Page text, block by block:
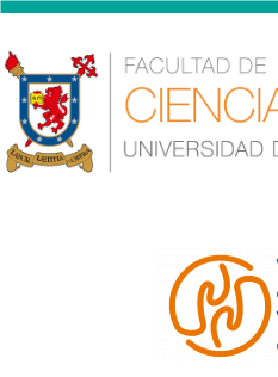
Pasar al contenido principal
logo_final_abrev.png